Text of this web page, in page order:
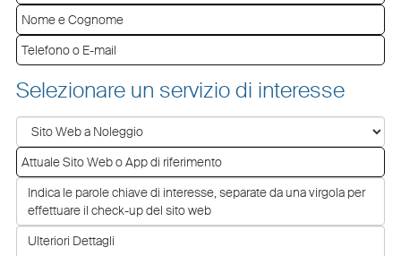
Selezionare un servizio di interesse